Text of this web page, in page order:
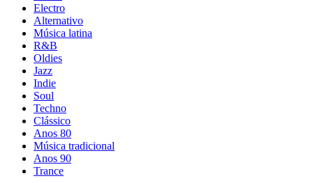
Electro
Alternativo
Música latina
R&B
Oldies
Jazz
Indie
Soul
Techno
Clássico
Anos 80
Música tradicional
Anos 90
Trance